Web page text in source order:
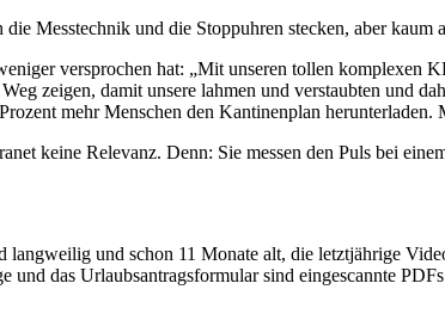
Messtechnik und die Stoppuhren stecken, aber kaum
versprochen hat: „Mit unseren tollen komplexen
zeigen, damit unsere lahmen und verstaubten und
mehr Menschen den Kantinenplan herunterladen.
keine Relevanz. Denn: Sie messen den Puls bei
und schon 11 Monate alt, die letztjährige
das Urlaubsantragsformular sind eingescannte